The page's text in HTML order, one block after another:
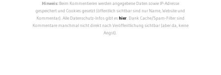
Hinweis:Beim Kommentieren werden angegebene Daten sowie IP-Adresse
gespeichert und Cookies gesetzt (öffentlich sichtbar sind nur Name, Website und
Kommentar). Alle Datenschutz-Infos gibt eshier. Dank Cache/Spam-Filter sind
Kommentare manchmal nicht direkt nach Veröffentlichung sichtbar (aber da, keine
Angst).